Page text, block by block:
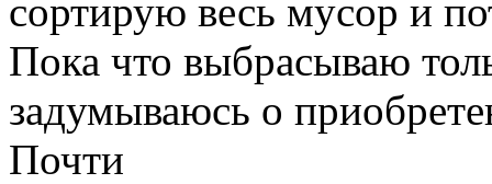
сортирую весь мусор и
Пока что выбрасываю
задумываюсь о
Почти